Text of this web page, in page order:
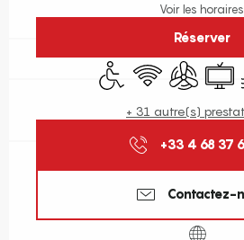
Voir les horaires
Réserver
Accès handicapés
WiFi Air
+ 31 autre(s)
+33 4 68 37
Contactez-